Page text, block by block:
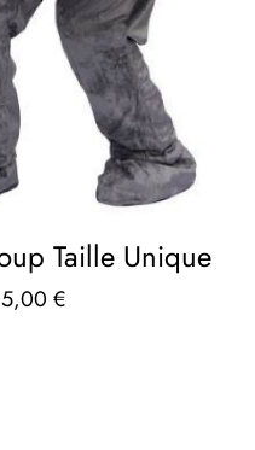
Taille Unique
€